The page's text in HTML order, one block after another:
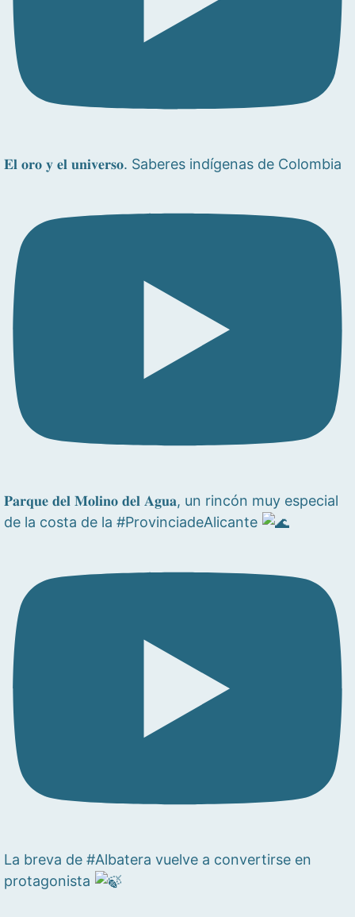
𝐄𝐥 𝐨𝐫𝐨 𝐲 𝐞𝐥 𝐮𝐧𝐢𝐯𝐞𝐫𝐬𝐨. Saberes indígenas de Colombia
𝐏𝐚𝐫𝐪𝐮𝐞 𝐝𝐞𝐥 𝐌𝐨𝐥𝐢𝐧𝐨 𝐝𝐞𝐥 𝐀𝐠𝐮𝐚, un rincón muy especial
de la costa de la #ProvinciadeAlicante
La breva de #Albatera vuelve a convertirse en
protagonista